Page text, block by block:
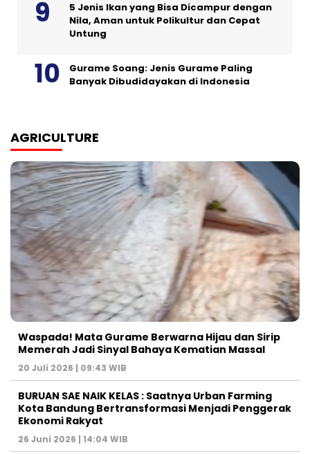
5 Jenis Ikan yang Bisa Dicampur dengan
Nila, Aman untuk Polikultur dan Cepat
Untung
Gurame Soang: Jenis Gurame Paling
Banyak Dibudidayakan di Indonesia
AGRICULTURE
Waspada! Mata Gurame Berwarna Hijau dan Sirip
Memerah Jadi Sinyal Bahaya Kematian Massal
20 Juli 2026 | 09:43 WIB
BURUAN SAE NAIK KELAS : Saatnya Urban Farming
Kota Bandung Bertransformasi Menjadi Penggerak
Ekonomi Rakyat
26 Juni 2026 | 14:04 WIB